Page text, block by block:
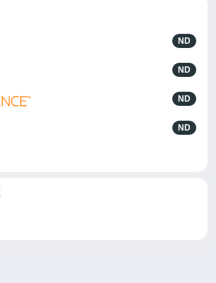
ND
ND
ND
ND